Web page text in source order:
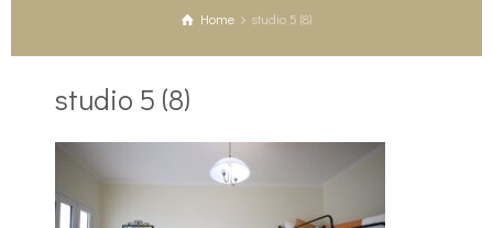
Home studio 5 (8)
studio 5 (8)